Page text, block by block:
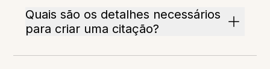
Quais são os detalhes necessários
para criar uma citação?